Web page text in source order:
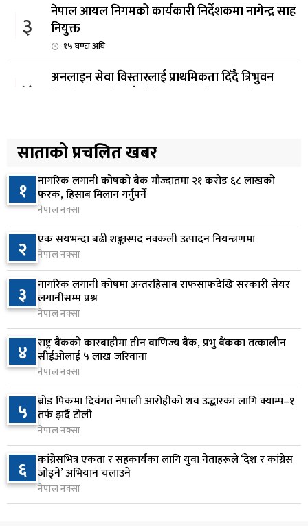
३
नेपाल आयल निगमको कार्यकारी निर्देशकमा नागेन्द्र साह
नियुक्त
१५ घण्टा अघि
४
अनलाइन सेवा विस्तारलाई प्राथमिकता दिँदै त्रिभुवन
५
सरकारद्वारा राष्ट्रसेवक कर्मचारीको नयाँ तलबमान
स्वीकृत, न्यूनतम तलब २८ हजार ९८४ रुपैयाँ
१७ घण्टा अघि
६
सिद्धबाबा सुरुङ निर्माणमा ३ अर्ब १ करोड खर्च, २०८३
फागुनको समयसीमा
२३ घण्टा अघि
७
निम्सदाइसहित चार पर्वतारोहीको शव बेस क्याम्पमा
ल्याइयो
१ दिन अघि
८
सुनसरी र सिरहाका घटनाका पीडितलाई राहत र उपचार
दिने सरकारको निर्णय
१ दिन अघि
९
कृषि क्षेत्रलाई आत्मनिर्भर बनाउने लक्ष्यसहित राष्ट्रिय कृषि
नीति २०८३ जारी
१ दिन अघि
१० नेपाल टेलिकमले बक्यौता महसुलमा जरिवाना छुट दिने
१ दिन अघि
साताको प्रचलित खबर
१ नागरिक लगानी कोषको बैंक मौज्दातमा २१ करोड ६८ लाखको
फरक, हिसाब मिलान गर्नुपर्ने
नेपाल नक्सा
२ एक सयभन्दा बढी शङ्कास्पद नक्कली उत्पादन नियन्त्रणमा
नेपाल नक्सा
३ नागरिक लगानी कोषमा अन्तरहिसाब राफसाफदेखि सरकारी सेयर
लगानीसम्म प्रश्न
नेपाल नक्सा
४ राष्ट्र बैंकको कारबाहीमा तीन वाणिज्य बैंक, प्रभु बैंकका तत्कालीन
सीईओलाई ५ लाख जरिवाना
नेपाल नक्सा
५ ब्रोड पिकमा दिवंगत नेपाली आरोहीको शव उद्धारका लागि क्याम्प–१
तर्फ झर्दै टोली
नेपाल नक्सा
६ कांग्रेसभित्र एकता र सहकार्यका लागि युवा नेताहरूले ‘देश र कांग्रेस
जोड्ने’ अभियान चलाउने
नेपाल नक्सा